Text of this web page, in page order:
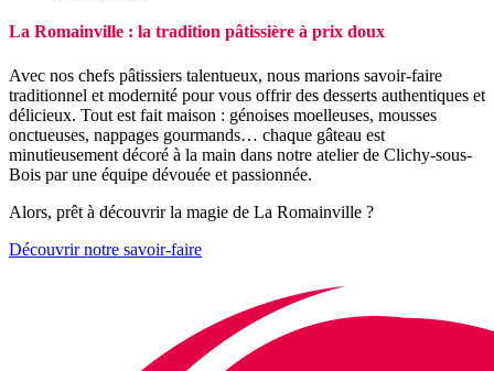
La Romainville : la tradition pâtissière à prix doux
Avec nos chefs pâtissiers talentueux, nous marions savoir-faire
traditionnel et modernité pour vous offrir des desserts authentiques et
délicieux. Tout est fait maison : génoises moelleuses, mousses
onctueuses, nappages gourmands… chaque gâteau est
minutieusement décoré à la main dans notre atelier de Clichy-sous-
Bois par une équipe dévouée et passionnée.
Alors, prêt à découvrir la magie de La Romainville ?
Découvrir notre savoir-faire